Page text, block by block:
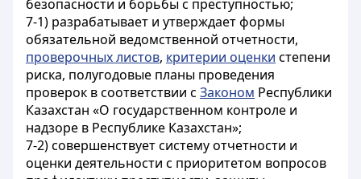
безопасности и борьбы с преступностью;
7-1) разрабатывает и утверждает формы
обязательной ведомственной отчетности,
проверочных листов, критерии оценки степени
риска, полугодовые планы проведения
проверок в соответствии с Законом Республики
Казахстан «О государственном контроле и
надзоре в Республике Казахстан»;
7-2) совершенствует систему отчетности и
оценки деятельности с приоритетом вопросов